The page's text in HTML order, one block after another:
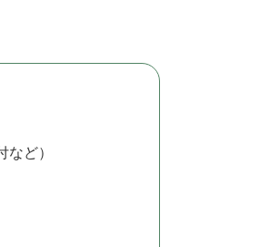
ど）